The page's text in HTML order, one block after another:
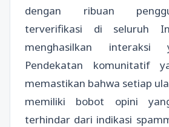
dengan ribuan
terverifikasi di seluruh
menghasilkan interaksi
Pendekatan komunitatif
memastikan bahwa setiap
memiliki bobot opini
terhindar dari indikasi